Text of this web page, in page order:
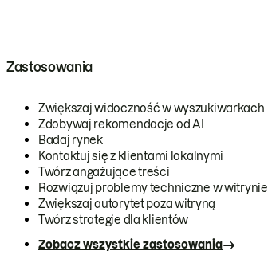
Zastosowania
Zwiększaj widoczność w wyszukiwarkach
Zdobywaj rekomendacje od AI
Badaj rynek
Kontaktuj się z klientami lokalnymi
Twórz angażujące treści
Rozwiązuj problemy techniczne w witrynie
Zwiększaj autorytet poza witryną
Twórz strategie dla klientów
Zobacz wszystkie zastosowania